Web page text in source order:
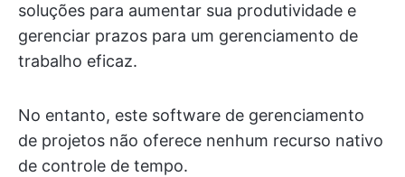
soluções para aumentar sua produtividade e
gerenciar prazos para um gerenciamento de
trabalho eficaz.
No entanto, este software de gerenciamento
de projetos não oferece nenhum recurso nativo
de controle de tempo.